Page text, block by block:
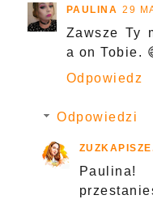
PAULINA 29
Zawsze Ty
a on Tobie.
Odpowiedz
Odpowiedzi